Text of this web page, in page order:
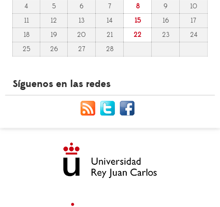
4
5 6 7 8 9
10
11
12 13 14 15 16
17
18
19 20 21 22 23
24
25
26 27 28
Síguenos en las redes